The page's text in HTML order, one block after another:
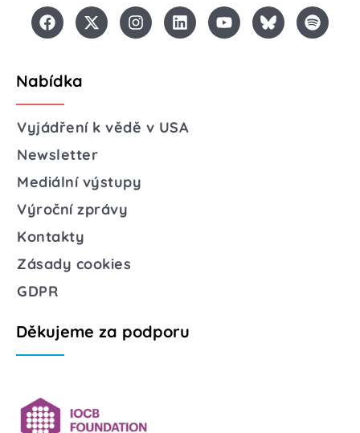
Nabídka
Vyjádření k vědě v USA
Newsletter
Mediální výstupy
Výroční zprávy
Kontakty
Zásady cookies
GDPR
Děkujeme za podporu